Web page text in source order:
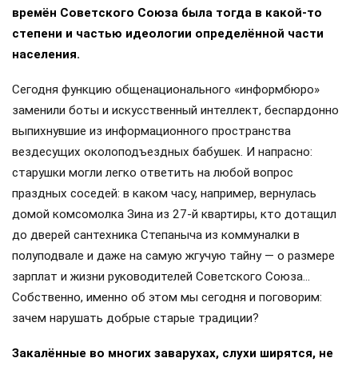
времён Советского Союза была тогда в какой-то
степени и частью идеологии определённой части
населения.
Сегодня функцию общенационального «информбюро»
заменили боты и искусственный интеллект, беспардонно
выпихнувшие из информационного пространства
вездесущих околоподъездных бабушек. И напрасно:
старушки могли легко ответить на любой вопрос
праздных соседей: в каком часу, например, вернулась
домой комсомолка Зина из 27-й квартиры, кто дотащил
до дверей сантехника Степаныча из коммуналки в
полуподвале и даже на самую жгучую тайну — о размере
зарплат и жизни руководителей Советского Союза…
Собственно, именно об этом мы сегодня и поговорим:
зачем нарушать добрые старые традиции?
Закалённые во многих заварухах, слухи ширятся, не